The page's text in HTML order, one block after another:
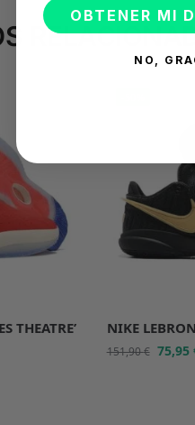
THEATRE’ NIKE
151,90€ 75,95
OBTENER MI
NO,